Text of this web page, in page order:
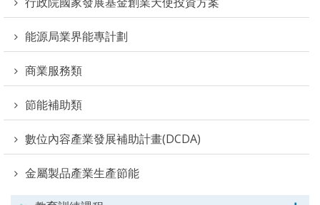
能源局業界能專計劃
商業服務類
節能補助類
數位內容產業發展補助計畫(DCDA)
金屬製品產業生產節能